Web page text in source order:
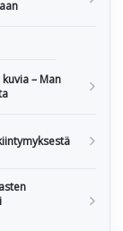
– Man